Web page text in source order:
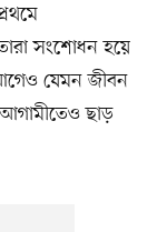
সংশোধন হয়ে
যেমন জীবন
ছাড়